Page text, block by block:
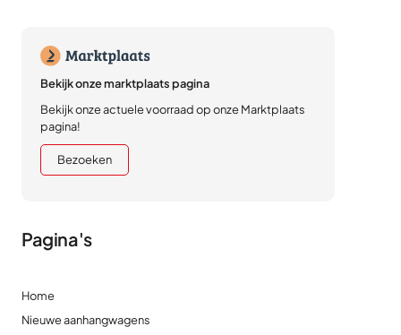
Bekijk onze marktplaats pagina
Bekijk onze actuele voorraad op onze Marktplaats
pagina!
Bezoeken
Pagina's
Home
Nieuwe aanhangwagens